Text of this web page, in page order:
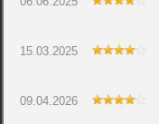
15.03.2025
09.04.2026